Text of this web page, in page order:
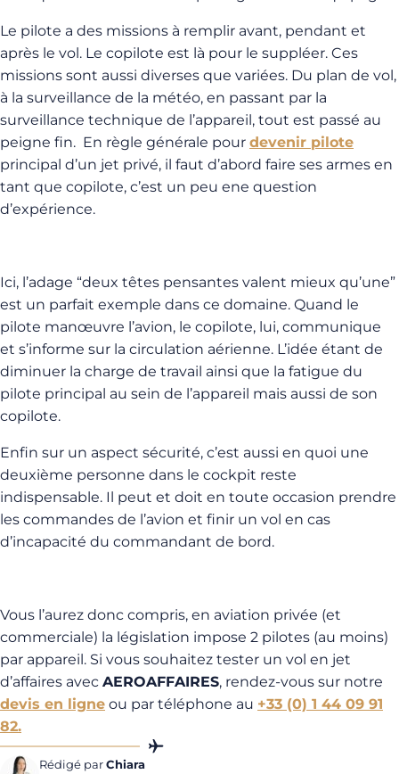
Le pilote a des missions à remplir avant, pendant et
après le vol. Le copilote est là pour le suppléer. Ces
missions sont aussi diverses que variées. Du plan de vol,
à la surveillance de la météo, en passant par la
surveillance technique de l’appareil, tout est passé au
peigne fin. En règle générale pour devenir pilote
principal d’un jet privé, il faut d’abord faire ses armes en
tant que copilote, c’est un peu ene question
d’expérience.
Ici, l’adage “deux têtes pensantes valent mieux qu’une”
est un parfait exemple dans ce domaine. Quand le
pilote manœuvre l’avion, le copilote, lui, communique
et s’informe sur la circulation aérienne. L’idée étant de
diminuer la charge de travail ainsi que la fatigue du
pilote principal au sein de l’appareil mais aussi de son
copilote.
Enfin sur un aspect sécurité, c’est aussi en quoi une
deuxième personne dans le cockpit reste
indispensable. Il peut et doit en toute occasion prendre
les commandes de l’avion et finir un vol en cas
d’incapacité du commandant de bord.
Vous l’aurez donc compris, en aviation privée (et
commerciale) la législation impose 2 pilotes (au moins)
par appareil. Si vous souhaitez tester un vol en jet
d’affaires avec AEROAFFAIRES, rendez-vous sur notre
devis en ligne ou par téléphone au +33 (0) 1 44 09 91
82.
Rédigé parChiara